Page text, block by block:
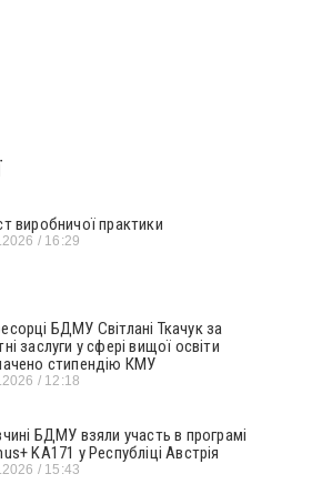
виробничої практики
16:29
БДМУ Світлані Ткачук за
заслуги у сфері вищої освіти
стипендію КМУ
12:18
БДМУ взяли участь в програмі
KA171 у Республіці Австрія
15:43